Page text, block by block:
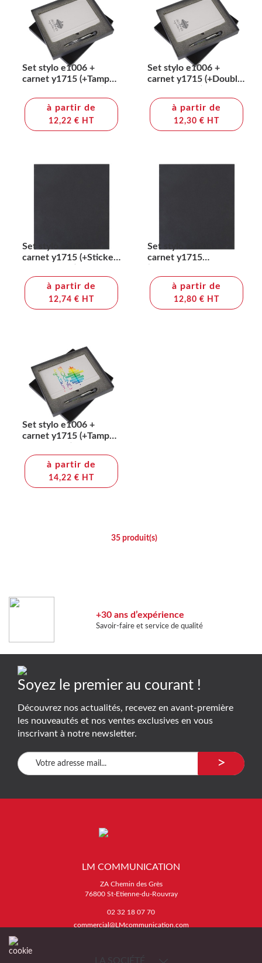
Set stylo e1006 +
carnet y1715 (+Tampo
à partir de
12,22 € HT
Set stylo e1006 +
carnet y1715 (+Double
à partir de
12,30 € HT
Set stylo e1006 +
carnet y1715 (+Sticker
à partir de
12,74 € HT
Set stylo e1006 +
carnet y1715
Tampo ST12)
à partir de
12,80 € HT
Set stylo e1006 +
carnet y1715 (+Tampo
à partir de
14,22 € HT
35produit(s)
+30 ans d’expérience
Savoir-faire et service de qualité
Soyez le premier au courant !
Découvrez nos actualités, recevez en avant-première
les nouveautés et nos ventes exclusives en vous
inscrivant à notre newsletter.
>
LM COMMUNICATION
ZA Chemin des Grès
76800 St-Etienne-du-Rouvray
02 32 18 07 70
commercial@LMcommunication.com